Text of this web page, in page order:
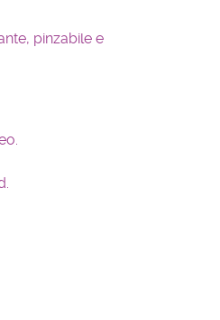
pinzabile e